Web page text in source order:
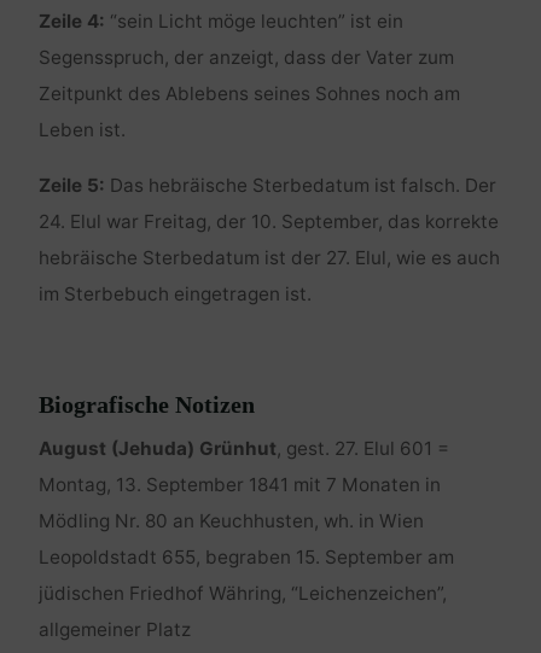
Zeile 4: “sein Licht möge leuchten” ist ein
Segensspruch, der anzeigt, dass der Vater zum
Zeitpunkt des Ablebens seines Sohnes noch am
Leben ist.
Zeile 5: Das hebräische Sterbedatum ist falsch. Der
24. Elul war Freitag, der 10. September, das korrekte
hebräische Sterbedatum ist der 27. Elul, wie es auch
im Sterbebuch eingetragen ist.
Biografische Notizen
August (Jehuda) Grünhut, gest. 27. Elul 601 =
Montag, 13. September 1841 mit 7 Monaten in
Mödling Nr. 80 an Keuchhusten, wh. in Wien
Leopoldstadt 655, begraben 15. September am
jüdischen Friedhof Währing, “Leichenzeichen”,
allgemeiner Platz